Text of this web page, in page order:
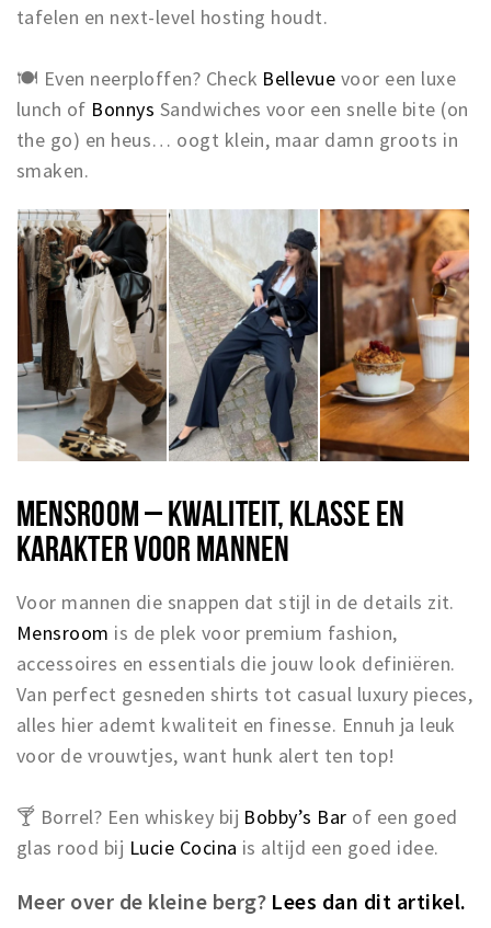
tafelen en next-level hosting houdt.
🍽 Even neerploffen? Check Bellevue voor een luxe
lunch of Bonnys Sandwiches voor een snelle bite (on
the go) en heus… oogt klein, maar damn groots in
smaken.
MENSROOM – KWALITEIT, KLASSE EN
KARAKTER VOOR MANNEN
Voor mannen die snappen dat stijl in de details zit.
Mensroom is de plek voor premium fashion,
accessoires en essentials die jouw look definiëren.
Van perfect gesneden shirts tot casual luxury pieces,
alles hier ademt kwaliteit en finesse. Ennuh ja leuk
voor de vrouwtjes, want hunk alert ten top!
🍸 Borrel? Een whiskey bij Bobby’s Bar of een goed
glas rood bij Lucie Cocina is altijd een goed idee.
Meer over de kleine berg? Lees dan dit artikel.